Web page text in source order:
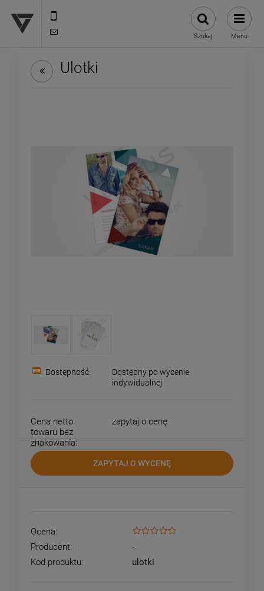
Szukaj Menu
Ulotki
Dostępność:
Dostępny po wycenie
indywidualnej
Cena netto
towaru bez
znakowania:
zapytaj o cenę
ZAPYTAJ O WYCENĘ
Ocena:
Producent:
-
Kod produktu:
ulotki